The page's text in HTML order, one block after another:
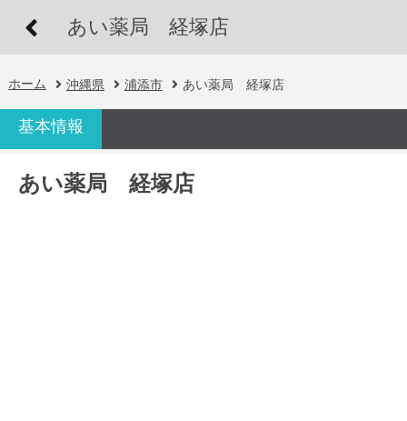
あい薬局 経塚店
ホーム 沖縄県 浦添市 あい薬局 経塚店
基本情報
あい薬局 経塚店